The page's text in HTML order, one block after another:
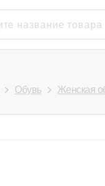
Обувь Женская